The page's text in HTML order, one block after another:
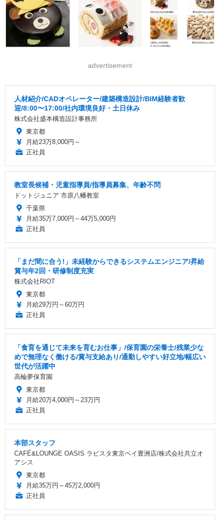
advertisement
人材紹介/CADオペレーター/建築構造設計/BIM経験者歓
迎/8:00〜17:00/社内環境良好・土日休み
株式会社盛本構造設計事務所
東京都
月給23万8,000円～
正社員
教室長候補・児童指導員/指導員募集、年齢不問
ドットジュニア 市原八幡教室
千葉県
月給35万7,000円～44万5,000円
正社員
「まだ間に合う!」未経験からできるシステムエンジニア/昇給
賞与年2回・研修制度充実
株式会社RIOT
東京都
月給29万円～60万円
正社員
「食育を通じて未来を育むお仕事」/保育園の栄養士/残業少な
めで無理なく働ける/賞与支給あり/通勤しやすい好立地/幅広い
世代が活躍中
高輪夢保育園
東京都
月給20万4,000円～23万円
正社員
本部スタッフ
CAFÉ&LOUNGE OASIS ラビスタ東京ベイ豊洲店/株式会社共立オ
アシス
東京都
月給35万円～45万2,000円
正社員